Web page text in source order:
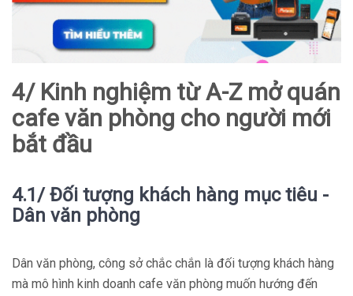
4/ Kinh nghiệm từ A-Z mở quán
cafe văn phòng cho người mới
bắt đầu
4.1/ Đối tượng khách hàng mục tiêu -
Dân văn phòng
Dân văn phòng, công sở chắc chắn là đối tượng khách hàng
mà mô hình kinh doanh cafe văn phòng muốn hướng đến